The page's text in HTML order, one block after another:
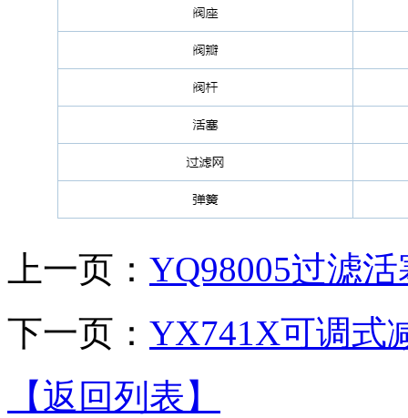
上一页： YQ98005过滤
下一页： YX741X可调式
【返回列表】